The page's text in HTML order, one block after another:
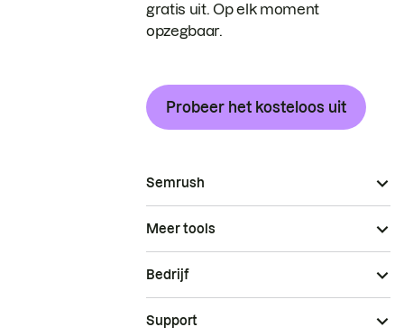
gratis uit. Op elk moment
opzegbaar.
Probeer het kosteloos uit
Semrush
Meer tools
Bedrijf
Support